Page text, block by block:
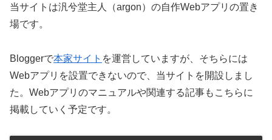
当サイトは汎兮堂主人（argon）の自作Webアプリの置き
場です。
Bloggerで本家サイト を運営していますが、そちらには
Webアプリを設置できないので、当サイトを開設しまし
た。Webアプリのマニュアルや関連する記事もこちらに
掲載していく予定です。